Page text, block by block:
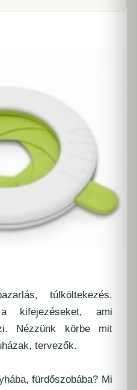
túlköltekezés.
kifejezéseket, ami
Nézzünk körbe mit
tervezők.
fürdőszobába? Mi